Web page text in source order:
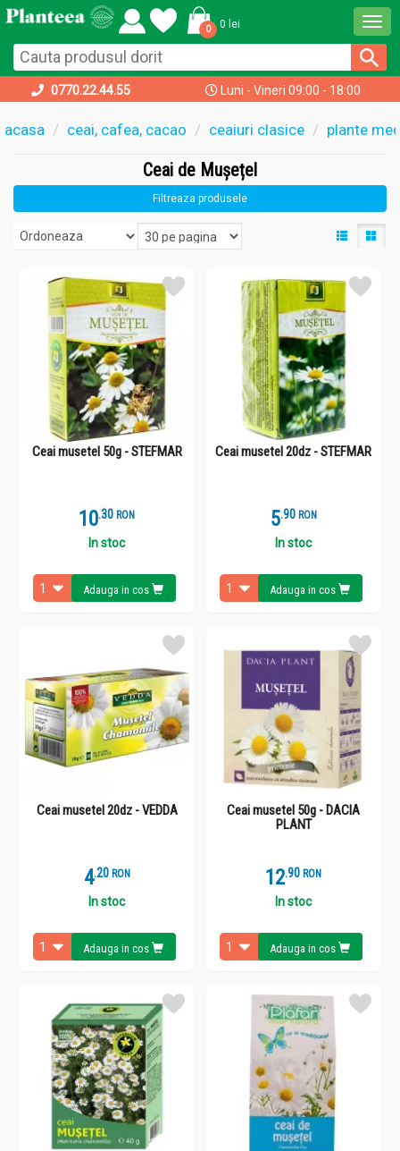
0 0 lei
0770.22.44.55 Luni - Vineri 09:00 - 18:00
acasa ceai, cafea, cacao ceaiuri clasice plante
Ceai de Mușețel
Filtreaza produsele
Ceai musetel 50g - STEFMAR
10.3 RON
In stoc
Adauga in cos
Ceai musetel 20dz - STEFMAR
5.9 RON
In stoc
Adauga in cos
Ceai musetel 20dz - VEDDA
4.2 RON
In stoc
Adauga in cos
Ceai musetel 50g - DACIA
PLANT
12.9 RON
In stoc
Adauga in cos